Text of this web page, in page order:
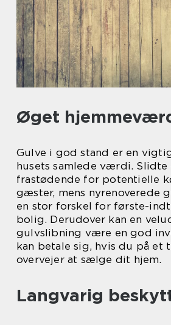
Øget
Gulve i god stand er en
husets samlede værdi. Slidte
frastødende for potentielle
gæster, mens nyrenoverede
en stor forskel for første-
bolig. Derudover kan en
gulvslibning være en god
kan betale sig, hvis du på et
overvejer at sælge dit hjem.
Langvarig